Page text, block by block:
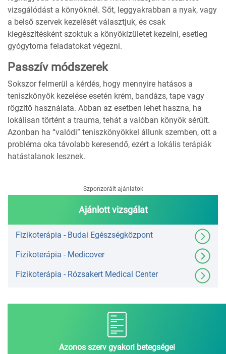
vizsgálódást a könyöknél. Sőt, leggyakrabban a nyak, vagy
a belső szervek kezelését választjuk, és csak
kiegészítésként szoktuk a könyökízületet kezelni, esetleg
gyógytorna feladatokat végezni.
Passzív módszerek
Sokszor felmerül a kérdés, hogy mennyire hatásos a
teniszkönyök kezelése esetén krém, bandázs, tape vagy
rögzítő használata. Abban az esetben lehet haszna, ha
lokálisan történt a trauma, tehát a valóban könyök sérült.
Azonban ha “valódi” teniszkönyökkel állunk szemben, ott a
probléma oka távolabb keresendő, ezért a lokális terápiák
hatástalanok lesznek.
Ajánlott vizsgálat
Szponzorált ajánlatok
Fizikoterápia - Budai Egészségközpont
Fizikoterápia - Medicover
Fizikoterápia - Rózsakert Medical Center
Azonos szerv gyakori betegségei